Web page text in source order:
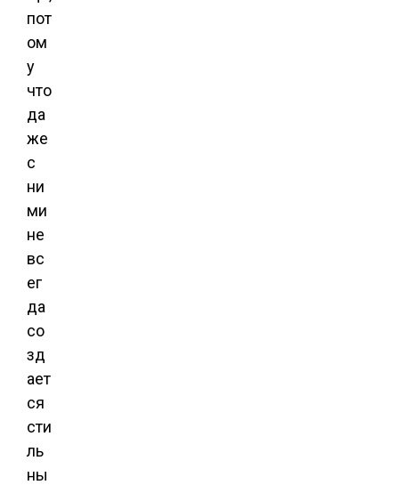
пот
ом
у
что
да
же
с
ни
ми
не
вс
ег
да
со
зд
ает
ся
сти
ль
ны